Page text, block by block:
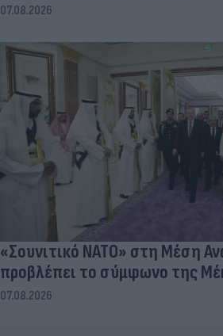
07.08.2026
«Σουνιτικό ΝΑΤΟ» στη Μέση
προβλέπει το σύμφωνο της
07.08.2026